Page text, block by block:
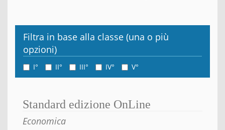
Filtra in base alla classe (una o più
opzioni)
I° II° III° IV° V°
Standard edizione OnLine
Economica